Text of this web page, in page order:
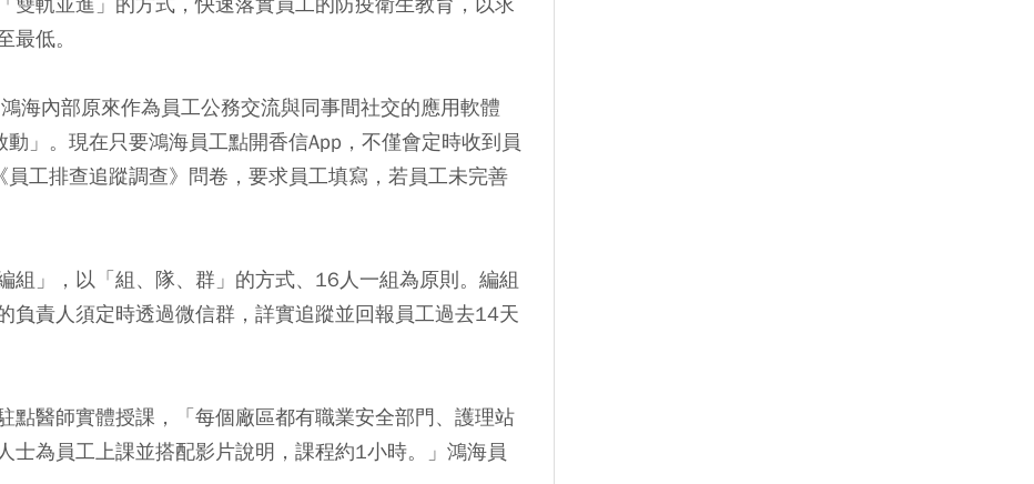
低。
海內部原來作為員工公務交流與同事間社交的應用軟體
動」。現在只要鴻海員工點開香信App，不僅會定時收到員
工排查追蹤調查》問卷，要求員工填寫，若員工未完善
組」，以「組、隊、群」的方式、16人一組為原則。編組
負責人須定時透過微信群，詳實追蹤並回報員工過去14天
點醫師實體授課，「每個廠區都有職業安全部門、護理站
士為員工上課並搭配影片說明，課程約1小時。」鴻海員